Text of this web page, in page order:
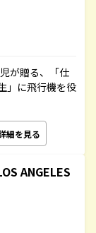
が贈る、「仕
」に飛行機を役
細を見る
ANGELES